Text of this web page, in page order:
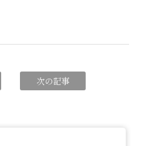
次の記事